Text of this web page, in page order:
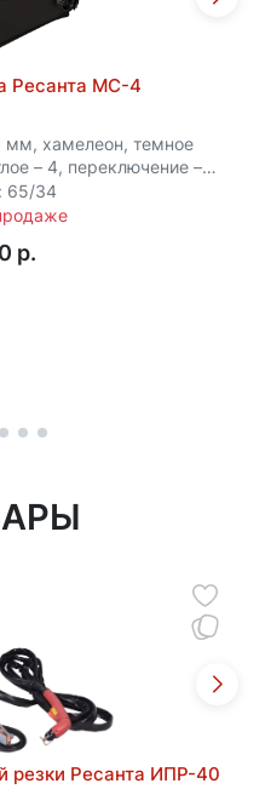
Ресанта МС-4
мм, хамелеон, темное
– 4, переключение –
65/34
p.
резки Ресанта ИПР-40